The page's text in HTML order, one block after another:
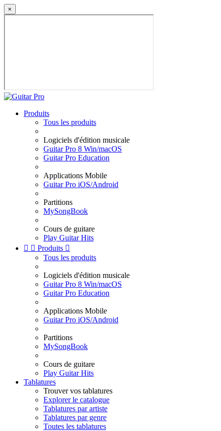
×
Produits
Tous les produits
Logiciels d'édition musicale
Guitar Pro 8 Win/macOS
Guitar Pro Education
Applications Mobile
Guitar Pro iOS/Android
Partitions
MySongBook
Cours de guitare
Play Guitar Hits
  Produits 
Tous les produits
Logiciels d'édition musicale
Guitar Pro 8 Win/macOS
Guitar Pro Education
Applications Mobile
Guitar Pro iOS/Android
Partitions
MySongBook
Cours de guitare
Play Guitar Hits
Tablatures
Trouver vos tablatures
Explorer le catalogue
Tablatures par artiste
Tablatures par genre
Toutes les tablatures